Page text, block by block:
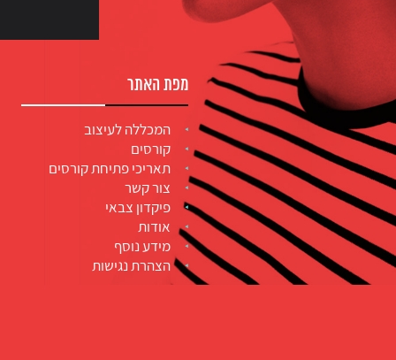
מפת האתר
המכללה לעיצוב
קורסים
תאריכי פתיחת קורסים
צור קשר
פיקדון צבאי
אודות
מידע נוסף
הצהרת נגישות